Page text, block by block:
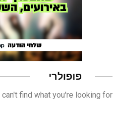
פופולרי
find what you're looking for.
לוח